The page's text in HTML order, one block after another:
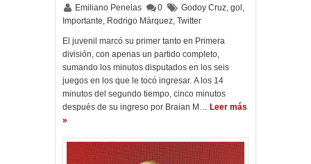
Emiliano Penelas 0 Godoy Cruz, gol ,
Importante, Rodrigo Márquez, Twitter
El juvenil marcó su primer tanto en Primera
división, con apenas un partido completo,
sumando los minutos disputados en los seis
juegos en los que le tocó ingresar. A los 14
minutos del segundo tiempo, cinco minutos
después de su ingreso por Braian M… Leer más
»